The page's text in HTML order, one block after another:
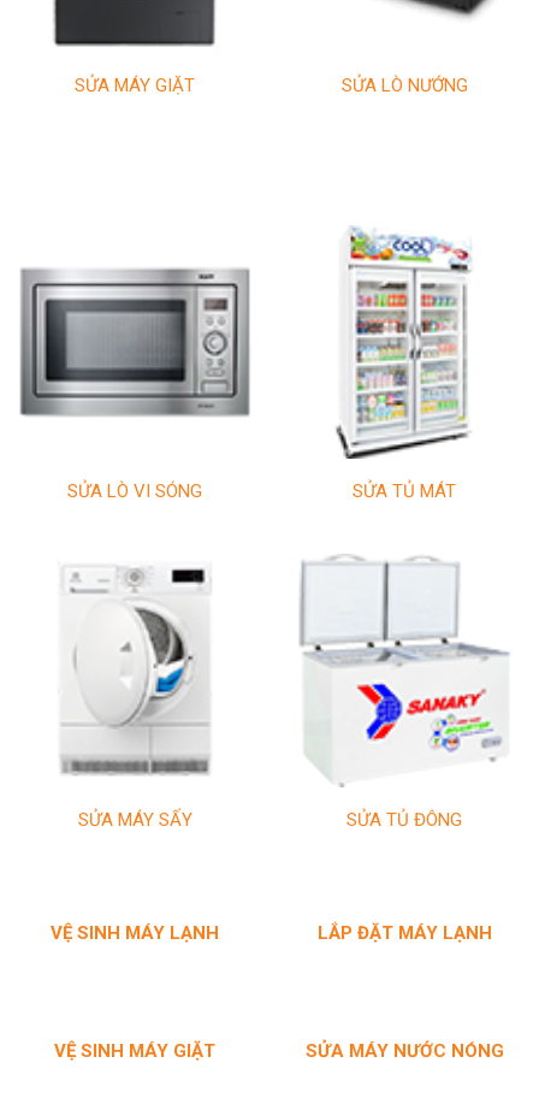
SỬA MÁY GIẶT SỬA LÒ NƯỚNG
SỬA LÒ VI SÓNG
SỬA MÁY SẤY
SỬA TỦ MÁT
SỬA TỦ ĐÔNG
VỆ SINH MÁY LẠNH
VỆ SINH MÁY GIẶT
LẮP ĐẶT MÁY LẠNH
SỬA MÁY NƯỚC NÓNG